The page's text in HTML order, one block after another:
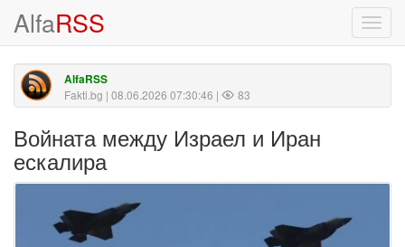
AlfaRSS
AlfaRSS
Fakti.bg | 08.06.2026 07:30:46 | 83
Войната между Израел и Иран
ескалира